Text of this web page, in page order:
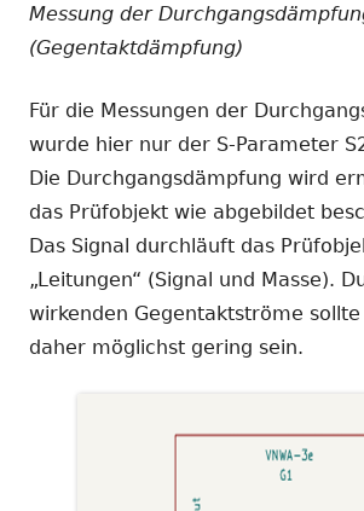
Messung der
(Gegentaktdämpfung)
Für die Messungen der
wurde hier nur der S-Parameter
Die Durchgangsdämpfung wird
das Prüfobjekt wie abgebildet
Das Signal durchläuft das
„Leitungen“ (Signal und Masse).
wirkenden Gegentaktströme
daher möglichst gering sein.